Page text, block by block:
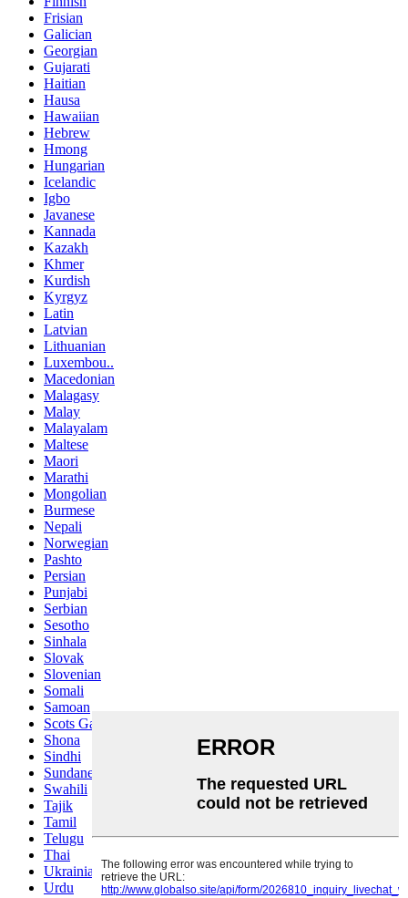
Frisian
Galician
Georgian
Gujarati
Haitian
Hausa
Hawaiian
Hebrew
Hmong
Hungarian
Icelandic
Igbo
Javanese
Kannada
Kazakh
Khmer
Kurdish
Kyrgyz
Latin
Latvian
Lithuanian
Luxembou..
Macedonian
Malagasy
Malay
Malayalam
Maltese
Maori
Marathi
Mongolian
Burmese
Nepali
Norwegian
Pashto
Persian
Punjabi
Serbian
Sesotho
Sinhala
Slovak
Slovenian
Somali
Samoan
Scots Gaelic
Shona
Sindhi
Sundanese
Swahili
Tajik
Tamil
Telugu
Thai
Ukrainian
Urdu